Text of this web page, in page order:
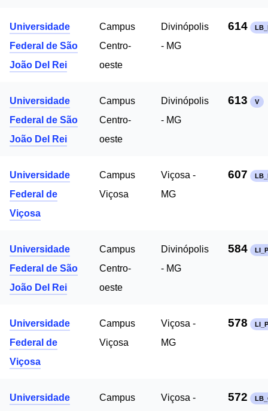
Universidade
Federal de São
João Del Rei
Campus
Centro-
oeste
Divinópolis
- MG
614
Universidade
Federal de São
João Del Rei
Campus
Centro-
oeste
Divinópolis
- MG
613 V
Universidade
Federal de
Viçosa
Campus
Viçosa
Viçosa -
MG
607
Universidade
Federal de São
João Del Rei
Campus
Centro-
oeste
Divinópolis
- MG
584
Universidade
Federal de
Viçosa
Campus
Viçosa
Viçosa -
MG
578
Universidade
Campus
Viçosa -
572